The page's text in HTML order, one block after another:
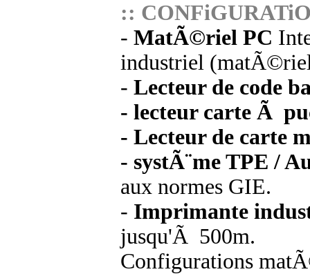
::
- MatÃ©riel PC
industriel
- Lecteur de code
- lecteur carte Ã
- Lecteur de carte
- systÃ¨me TPE /
aux normes GIE.
- Imprimante
jusqu'Ã 500m.
Configurations